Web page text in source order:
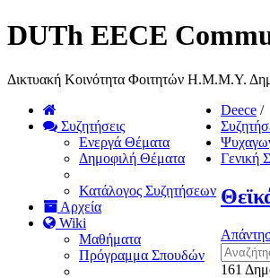
DUTh EECE
Δικτυακή Κοινότητα Φοιτητών Η.Μ.Μ.Υ.
Συζητήσεις
Ενεργά Θέματα
Δημοφιλή Θέματα
Κατάλογος Συζητήσεων
Αρχεία
Wiki
Μαθήματα
Πρόγραμμα Σπουδών
Deece /
Γενική
161